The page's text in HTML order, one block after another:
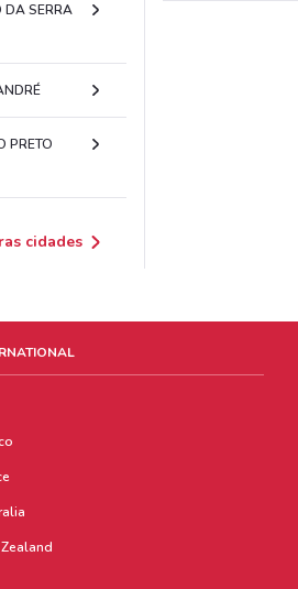
DA SERRA
PRETO
cidades